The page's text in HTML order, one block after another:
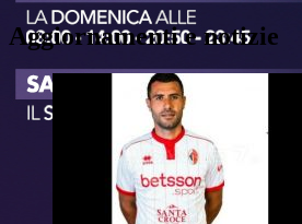
Aggiornamenti e notizie